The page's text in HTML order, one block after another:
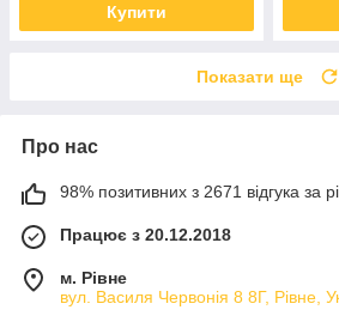
Купити
Показати ще
Про нас
98% позитивних з 2671 відгука за
Працює з 20.12.2018
м. Рівне
вул. Василя Червонія 8 8Г, Рівне,